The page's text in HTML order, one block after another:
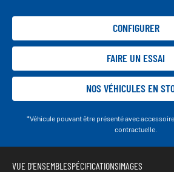
CONFIGURER
FAIRE UN ESSAI
NOS VÉHICULES EN
*Véhicule pouvant être présenté avec
contractuelle.
VUE D'ENSEMBLESPÉCIFICATIONSIMAGES